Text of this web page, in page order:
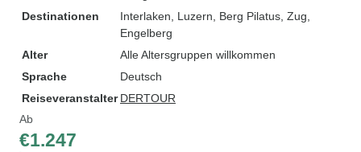
Destinationen
Interlaken , Luzern , Berg Pilatus , Zug
Engelberg
Alter
Alle Altersgruppen willkommen
Sprache
Deutsch
Reiseveranstalter DERTOUR
Ab
€1.247